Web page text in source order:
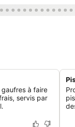
à faire
servis par